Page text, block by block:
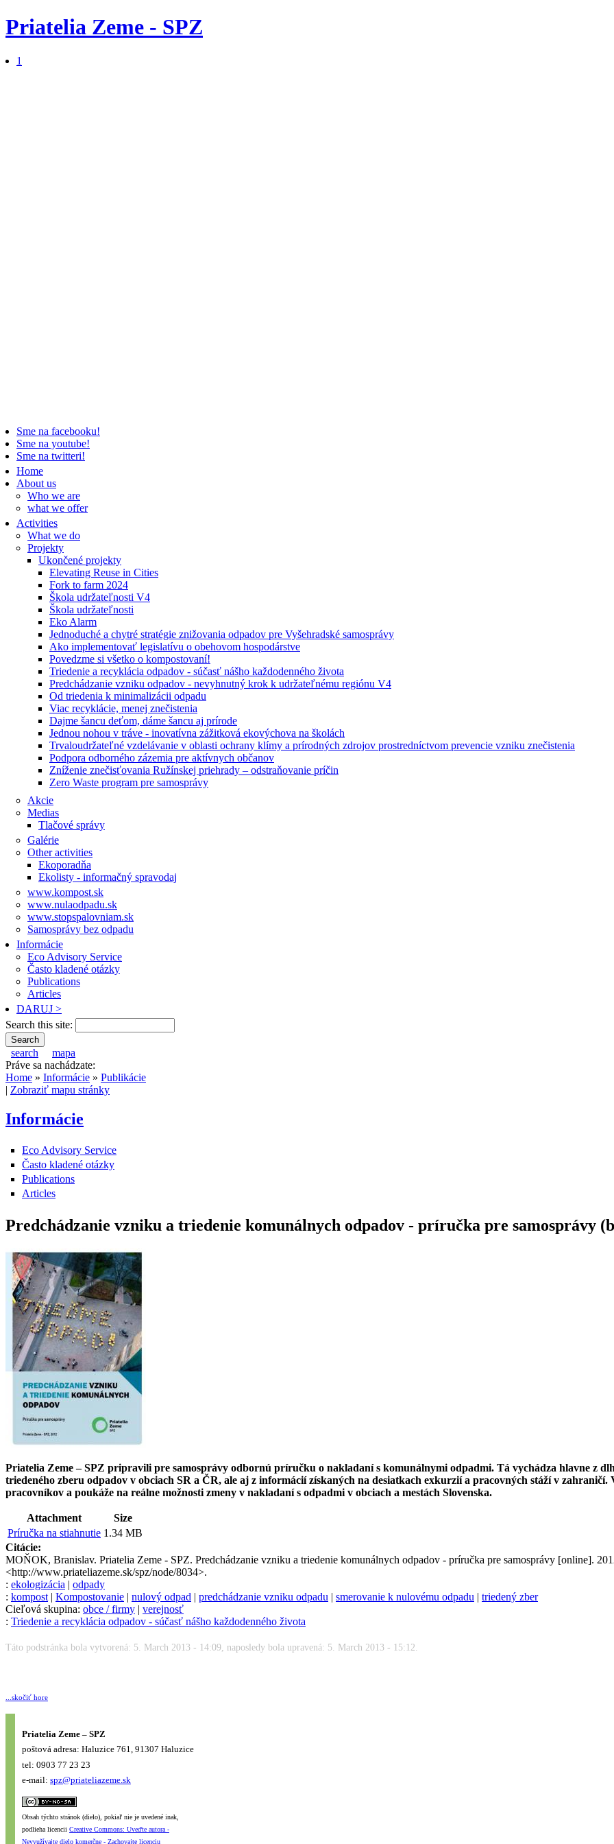
Priatelia Zeme - SPZ
1
Sme na facebooku!
Sme na youtube!
Sme na twitteri!
Home
About us
Who we are
what we offer
Activities
What we do
Projekty
Ukončené projekty
Elevating Reuse in Cities
Fork to farm 2024
Škola udržateľnosti V4
Škola udržateľnosti
Eko Alarm
Jednoduché a chytré stratégie znižovania odpadov pre Vyšehradské samosprávy
Ako implementovať legislatívu o obehovom hospodárstve
Povedzme si všetko o kompostovaní!
Triedenie a recyklácia odpadov - súčasť nášho každodenného života
Predchádzanie vzniku odpadov - nevyhnutný krok k udržateľnému regiónu V4
Od triedenia k minimalizácii odpadu
Viac recyklácie, menej znečistenia
Dajme šancu deťom, dáme šancu aj prírode
Jednou nohou v tráve - inovatívna zážitková ekovýchova na školách
Trvaloudržateľné vzdelávanie v oblasti ochrany klímy a prírodných zdrojov prostredníctvom prevencie vzniku znečistenia
Podpora odborného zázemia pre aktívnych občanov
Zníženie znečisťovania Ružínskej priehrady – odstraňovanie príčin
Zero Waste program pre samosprávy
Akcie
Medias
Tlačové správy
Galérie
Other activities
Ekoporadňa
Ekolisty - informačný spravodaj
www.kompost.sk
www.nulaodpadu.sk
www.stopspalovniam.sk
Samosprávy bez odpadu
Informácie
Eco Advisory Service
Často kladené otázky
Publications
Articles
DARUJ >
Search this site:
search
mapa
Práve sa nachádzate:
Home » Informácie » Publikácie
| Zobraziť mapu stránky
Informácie
Eco Advisory Service
Často kladené otázky
Publications
Articles
Predchádzanie vzniku a triedenie komunálnych odpadov - príručka pre samosprávy
Priatelia Zeme – SPZ pripravili pre samosprávy odbornú príručku o nakladaní s komunálnymi odpadmi. Tá vychádza hlavne z
triedeného zberu odpadov v obciach SR a ČR, ale aj z informácií získaných na desiatkach exkurzií a pracovných stáží v
pracovníkov a poukáže na reálne možnosti zmeny v nakladaní s odpadmi v obciach a mestách Slovenska.
Attachment
Size
Príručka na stiahnutie 1.34 MB
Citácie:
MOŇOK, Branislav. Priatelia Zeme - SPZ. Predchádzanie vzniku a triedenie komunálnych odpadov - príručka pre samosprávy [online].
<http://www.priateliazeme.sk/spz/node/8034>.
: ekologizácia | odpady
: kompost | Kompostovanie | nulový odpad | predchádzanie vzniku odpadu | smerovanie k nulovému odpadu | triedený zber
Cieľová skupina: obce / firmy | verejnosť
: Triedenie a recyklácia odpadov - súčasť nášho každodenného života
Táto podstránka bola vytvorená: 5. March 2013 - 14:09, naposledy bola upravená: 5. March 2013 - 15:12.
...skočiť hore
Priatelia Zeme – SPZ
poštová adresa: Haluzice 761, 91307 Haluzice
tel: 0903 77 23 23
e-mail: spz@priateliazeme.sk
Obsah týchto stránok (dielo), pokiaľ nie je uvedené inak,
podlieha licencii Creative Commons: Uveďte autora -
Nevyužívajte dielo komerčne - Zachovajte licenciu